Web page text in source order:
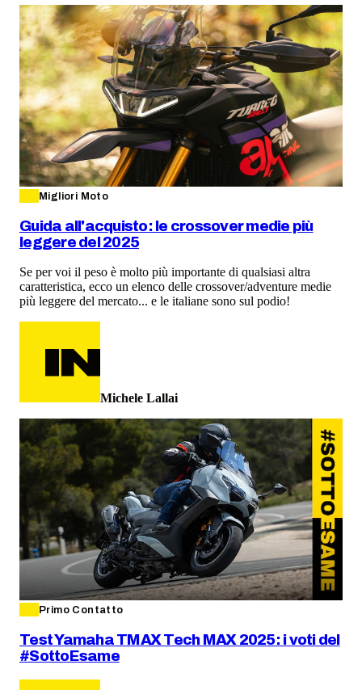
Migliori Moto
Guida all'acquisto: le crossover medie più
leggere del 2025
Se per voi il peso è molto più importante di qualsiasi altra
caratteristica, ecco un elenco delle crossover/adventure medie
più leggere del mercato... e le italiane sono sul podio!
Michele Lallai
Primo Contatto
Test Yamaha TMAX Tech MAX 2025: i voti del
#SottoEsame